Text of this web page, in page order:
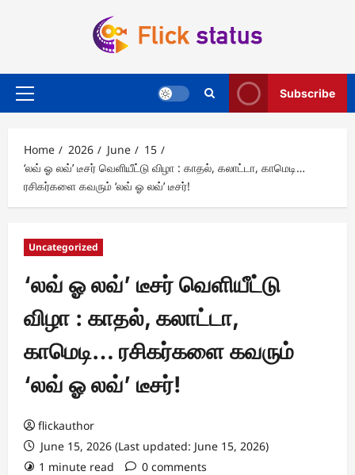
Primary
Subscribe
Home 2026 June
15
‘லவ் ஓ லவ்’ டீசர் வெளியீட்டு விழா : காதல், கலாட்டா, காமெடி…
ரசிகர்களை கவரும் ‘லவ் ஓ லவ்’ டீசர்!
Uncategorized
‘லவ் ஓ லவ்’ டீசர் வெளியீட்டு
விழா : காதல், கலாட்டா,
காமெடி… ரசிகர்களை கவரும்
‘லவ் ஓ லவ்’ டீசர்!
flickauthor
June 15, 2026 (Last updated: June 15, 2026)
1 minute read
0 comments